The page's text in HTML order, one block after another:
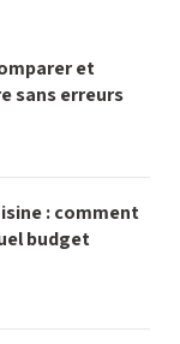
et
sans erreurs
: comment
budget